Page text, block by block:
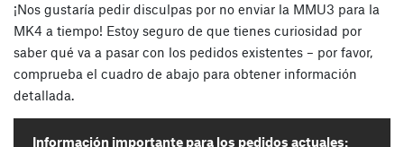
¡Nos gustaría pedir disculpas por no enviar la MMU3 para la
MK4 a tiempo! Estoy seguro de que tienes curiosidad por
saber qué va a pasar con los pedidos existentes – por favor,
comprueba el cuadro de abajo para obtener información
detallada.
Información importante para los pedidos actuales: